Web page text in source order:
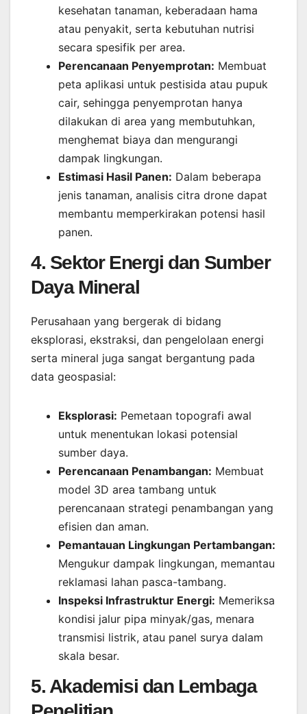
kesehatan tanaman, keberadaan hama
atau penyakit, serta kebutuhan nutrisi
secara spesifik per area.
Perencanaan Penyemprotan: Membuat
peta aplikasi untuk pestisida atau pupuk
cair, sehingga penyemprotan hanya
dilakukan di area yang membutuhkan,
menghemat biaya dan mengurangi
dampak lingkungan.
Estimasi Hasil Panen: Dalam beberapa
jenis tanaman, analisis citra drone dapat
membantu memperkirakan potensi hasil
panen.
4. Sektor Energi dan Sumber
Daya Mineral
Perusahaan yang bergerak di bidang
eksplorasi, ekstraksi, dan pengelolaan energi
serta mineral juga sangat bergantung pada
data geospasial:
Eksplorasi: Pemetaan topografi awal
untuk menentukan lokasi potensial
sumber daya.
Perencanaan Penambangan: Membuat
model 3D area tambang untuk
perencanaan strategi penambangan yang
efisien dan aman.
Pemantauan Lingkungan Pertambangan:
Mengukur dampak lingkungan, memantau
reklamasi lahan pasca-tambang.
Inspeksi Infrastruktur Energi: Memeriksa
kondisi jalur pipa minyak/gas, menara
transmisi listrik, atau panel surya dalam
skala besar.
5. Akademisi dan Lembaga